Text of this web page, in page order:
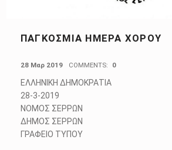
ΠΑΓΚΌΣΜΙΑ ΗΜΈΡΑ ΧΟΡΟΎ
28 Μαρ 2019 COMMENTS: 0
ΕΛΛΗΝΙΚΗ
28-3-2019
ΝΟΜΟΣ ΣΕΡΡΩΝ
ΔΗΜΟΣ ΣΕΡΡΩΝ
ΓΡΑΦΕΙΟ ΤΥΠΟΥ